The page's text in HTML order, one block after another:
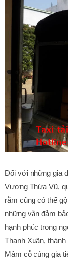
Đối với những gia
Vương Thừa Vũ,
rằm cũng có thể
những vẫn đảm
hạnh phúc trong
Thanh Xuân, thành
Mâm cỗ cúng gia